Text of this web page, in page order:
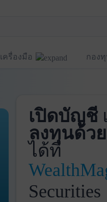
เครื่องมือ กอง
เปิดบัญชี
ลงทุนด้ว
ได้ที่
Securities